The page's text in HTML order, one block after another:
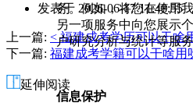
务。例如，将您在使用
另一项服务中向您展示
户研究分析与统计等服
信息保护
者：
老
师
发表于 2026-06-17 11:48:55
上一篇: < 福建成考学历可以干啥
下一篇: 福建成考学籍可以干啥用
延伸阅读